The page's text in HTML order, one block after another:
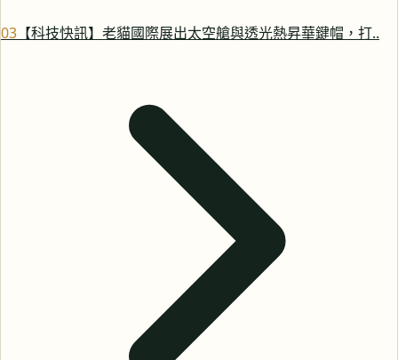
03 【科技快訊】老貓國際展出太空艙與透光熱昇華鍵帽，打..